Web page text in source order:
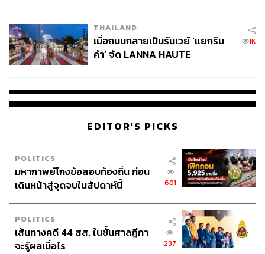
THAILAND
เมื่อถนนกลายเป็นรันเวย์ ‘แยกริน
คำ’ จัด LANNA HAUTE
1K
EDITOR'S PICKS
POLITICS
มหากาพย์โกงข้อสอบท้องถิ่น ก่อน
เดินหน้าสู่จุดจบในสัปดาห์นี้
601
POLITICS
เส้นทางคดี 44 สส. ในชั้นศาลฎีกา
จะรู้ผลเมื่อไร
237